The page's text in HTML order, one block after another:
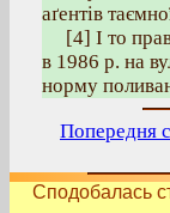
аґентів
[4] І то
в 1986 р. на
норму
Попередня
Сподобалась